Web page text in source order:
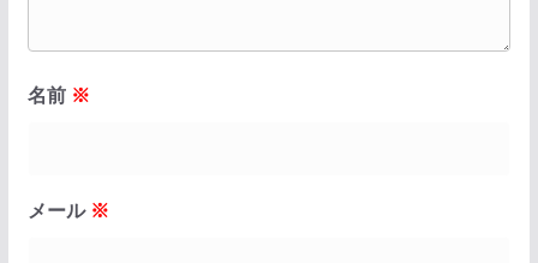
名前 ※
メール ※